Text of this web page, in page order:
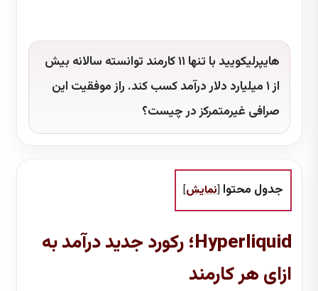
هایپرلیکویید با تنها ۱۱ کارمند توانسته سالانه بیش
از ۱ میلیارد دلار درآمد کسب کند. راز موفقیت این
صرافی غیرمتمرکز در چیست؟
جدول محتوا [نمایش]
Hyperliquid؛ رکورد جدید درآمد به
ازای هر کارمند